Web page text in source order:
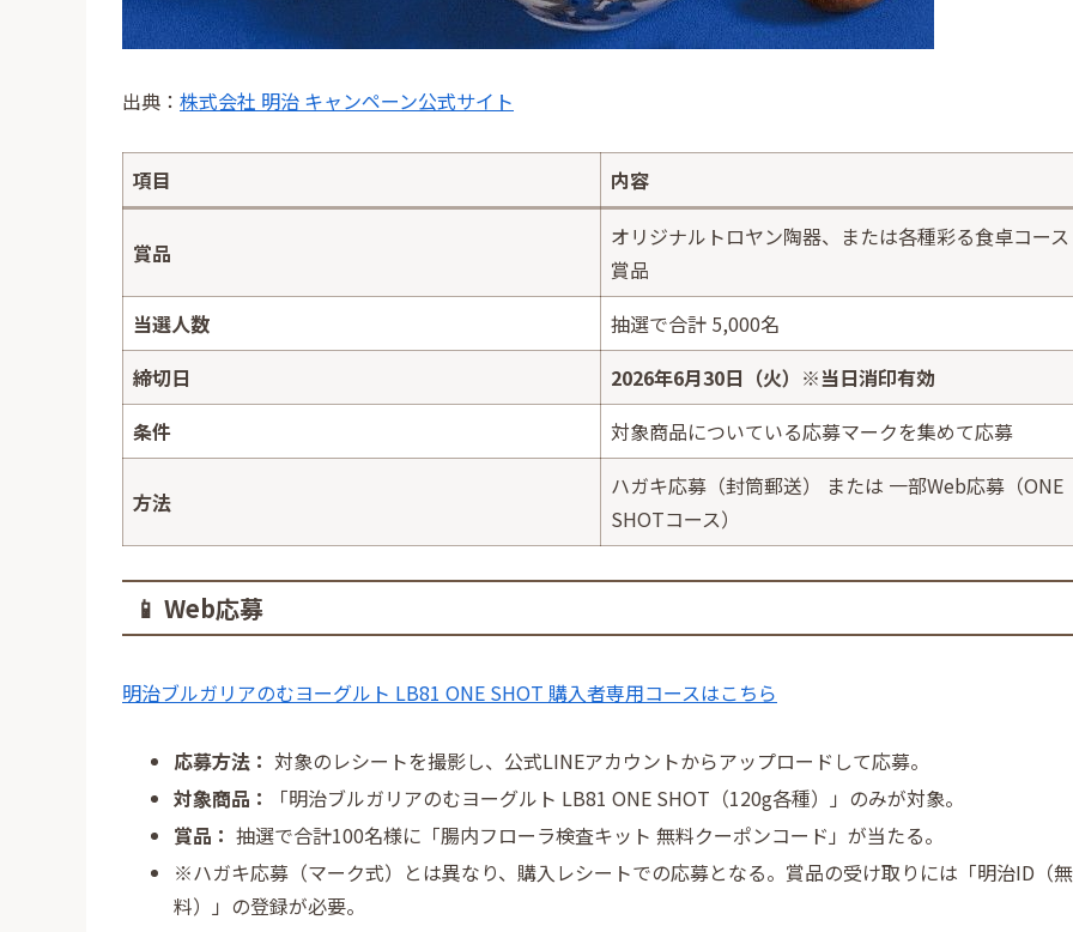
出典： 株式会社 明治 キャンペーン公式サイト
項目 内容
賞品
オリジナルトロヤン陶器、または各種彩る食卓コース
賞品
当選人数
抽選で合計 5,000名
締切日
2026年6月30日（火）※当日消印有効
条件
対象商品についている応募マークを集めて応募
方法
ハガキ応募（封筒郵送） または 一部Web応募（ONE
SHOTコース）
📱 Web応募
明治ブルガリアのむヨーグルト LB81 ONE SHOT 購入者専用コースはこちら
応募方法： 対象のレシートを撮影し、公式LINEアカウントからアップロードして応募。
対象商品：
「明治ブルガリアのむヨーグルト LB81 ONE SHOT（120g各種）」のみが対象。
賞品： 抽選で合計100名様に「腸内フローラ検査キット 無料クーポンコード」が当たる。
※ハガキ応募（マーク式）とは異なり、購入レシートでの応募となる。賞品の受け取りには「明治ID（無
料）」の登録が必要。